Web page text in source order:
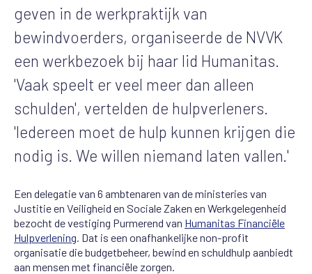
geven in de werkpraktijk van
bewindvoerders, organiseerde de NVVK
een werkbezoek bij haar lid Humanitas.
'Vaak speelt er veel meer dan alleen
schulden', vertelden de hulpverleners.
'Iedereen moet de hulp kunnen krijgen die
nodig is. We willen niemand laten vallen.'
Een delegatie van 6 ambtenaren van de ministeries van
Justitie en Veiligheid en Sociale Zaken en Werkgelegenheid
bezocht de vestiging Purmerend van Humanitas Financiële
Hulpverlening . Dat is een onafhankelijke non-profit
organisatie die budgetbeheer, bewind en schuldhulp aanbiedt
aan mensen met financiële zorgen.